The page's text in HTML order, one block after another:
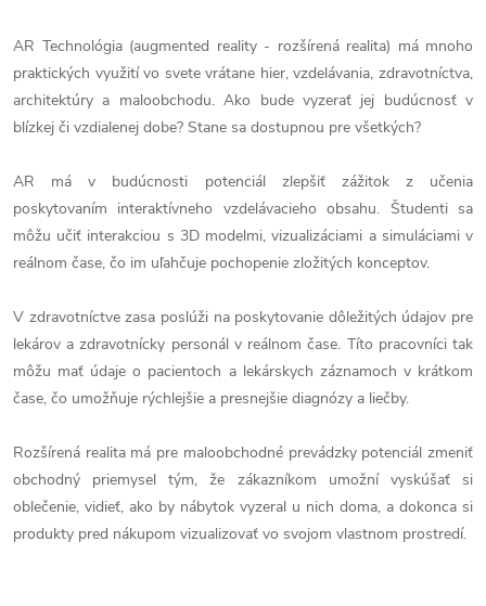
AR Technológia (augmented reality - rozšírená realita) má mnoho
praktických využití vo svete vrátane hier, vzdelávania, zdravotníctva,
architektúry a maloobchodu. Ako bude vyzerať jej budúcnosť v
blízkej či vzdialenej dobe? Stane sa dostupnou pre všetkých?
AR má v budúcnosti potenciál zlepšiť zážitok z učenia
poskytovaním interaktívneho vzdelávacieho obsahu. Študenti sa
môžu učiť interakciou s 3D modelmi, vizualizáciami a simuláciami v
reálnom čase, čo im uľahčuje pochopenie zložitých konceptov.
V zdravotníctve zasa poslúži na poskytovanie dôležitých údajov pre
lekárov a zdravotnícky personál v reálnom čase. Títo pracovníci tak
môžu mať údaje o pacientoch a lekárskych záznamoch v krátkom
čase, čo umožňuje rýchlejšie a presnejšie diagnózy a liečby.
Rozšírená realita má pre maloobchodné prevádzky potenciál zmeniť
obchodný priemysel tým, že zákazníkom umožní vyskúšať si
oblečenie, vidieť, ako by nábytok vyzeral u nich doma, a dokonca si
produkty pred nákupom vizualizovať vo svojom vlastnom prostredí.